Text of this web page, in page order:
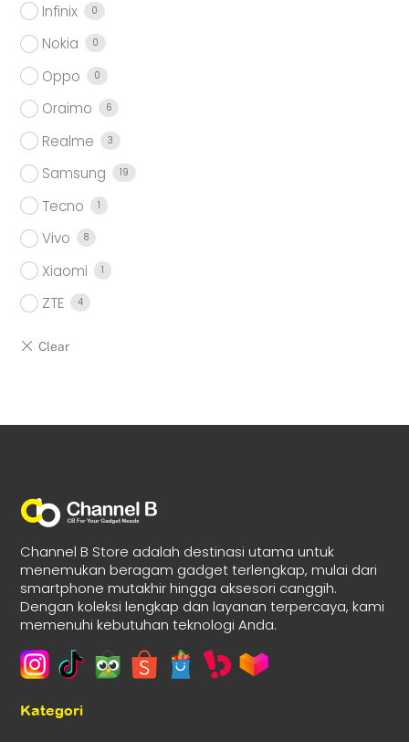
Infinix 0
Nokia 0
Oppo 0
Oraimo 6
Realme 3
Samsung 19
Tecno 1
Vivo 8
Xiaomi 1
ZTE 4
Channel B Store adalah destinasi utama untuk
menemukan beragam gadget terlengkap, mulai dari
smartphone mutakhir hingga aksesori canggih.
Dengan koleksi lengkap dan layanan terpercaya, kami
memenuhi kebutuhan teknologi Anda.
Kategori